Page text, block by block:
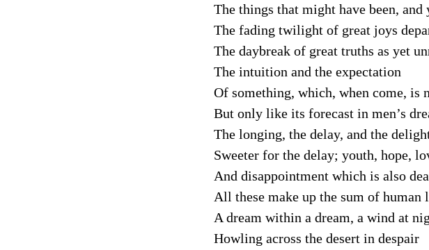
The things that might have been, and
The fading twilight of great joys
The daybreak of great truths as yet
The intuition and the expectation
Of something, which, when come, is
But only like its forecast in men’s
The longing, the delay, and the
Sweeter for the delay; youth, hope,
And disappointment which is also
All these make up the sum of human
A dream within a dream, a wind at
Howling across the desert in despair